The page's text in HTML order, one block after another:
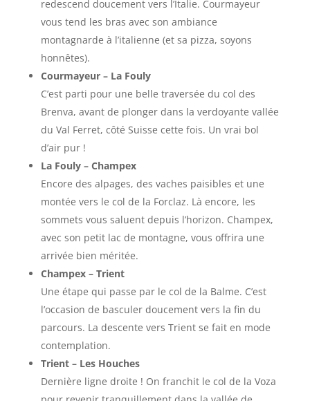
redescend doucement vers l’Italie. Courmayeur
vous tend les bras avec son ambiance
montagnarde à l’italienne (et sa pizza, soyons
honnêtes).
Courmayeur – La Fouly
C’est parti pour une belle traversée du col des
Brenva, avant de plonger dans la verdoyante vallée
du Val Ferret, côté Suisse cette fois. Un vrai bol
d’air pur !
La Fouly – Champex
Encore des alpages, des vaches paisibles et une
montée vers le col de la Forclaz. Là encore, les
sommets vous saluent depuis l’horizon. Champex,
avec son petit lac de montagne, vous offrira une
arrivée bien méritée.
Champex – Trient
Une étape qui passe par le col de la Balme. C’est
l’occasion de basculer doucement vers la fin du
parcours. La descente vers Trient se fait en mode
contemplation.
Trient – Les Houches
Dernière ligne droite ! On franchit le col de la Voza